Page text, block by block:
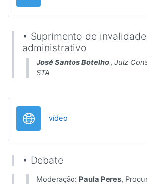
• Suprimento de
administrativo
José Santos Botelho , Juiz
STA
vídeo
• Debate
Moderação: Paula Peres,